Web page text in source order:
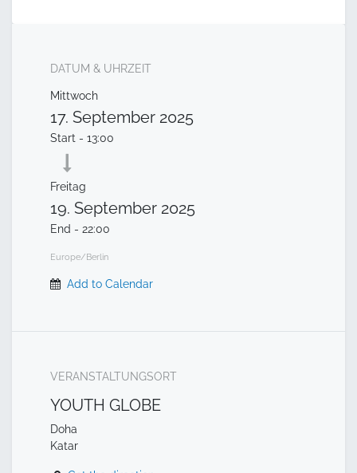
DATUM & UHRZEIT
Mittwoch
17. September 2025
Start - 13:00
Freitag
19. September 2025
End - 22:00
Europe/Berlin
Add to Calendar
VERANSTALTUNGSORT
YOUTH GLOBE
Doha
Katar